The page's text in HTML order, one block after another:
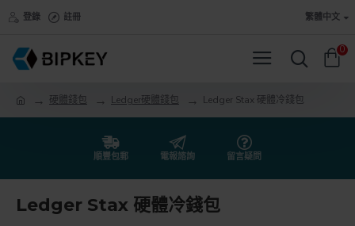
登錄 註冊 繁體中文
0
硬體錢包 Ledger硬體錢包 Ledger Stax 硬體冷錢包
順豐包郵 電報諮詢 留言疑問
Ledger Stax 硬體冷錢包